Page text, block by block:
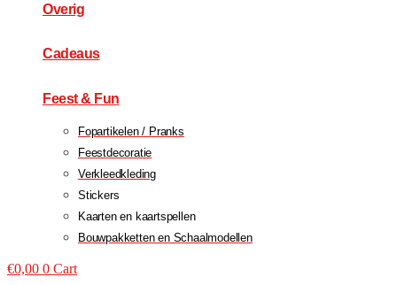
Overig
Cadeaus
Feest & Fun
Fopartikelen / Pranks
Feestdecoratie
Verkleedkleding
Stickers
Kaarten en kaartspellen
Bouwpakketten en Schaalmodellen
€0,00 0 Cart